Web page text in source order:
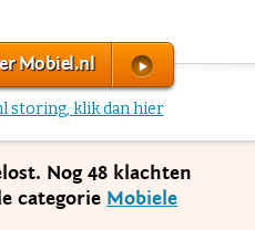
Mobiel.nl
storing, klik dan hier
Nog 48 klachten
categorie Mobiele